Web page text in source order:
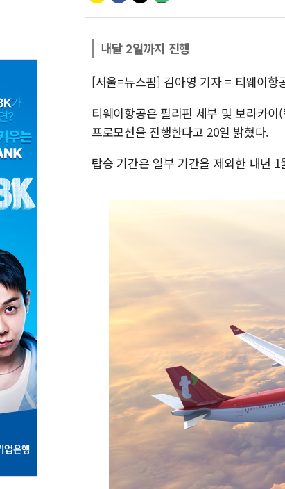
내달 2일까지 진행
[서울=뉴스핌] 김아영 기자 = 티웨이항
티웨이항공은 필리핀 세부 및 보라카
프로모션을 진행한다고 20일 밝혔다.
탑승 기간은 일부 기간을 제외한 내년 1